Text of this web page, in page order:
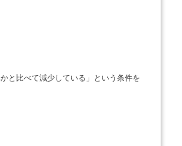
と比べて減少している」という条件を